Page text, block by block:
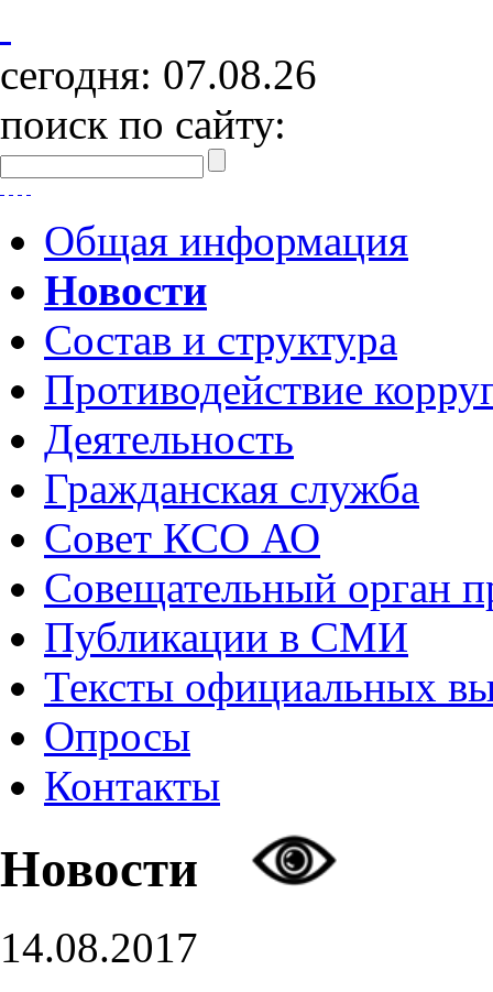
сегодня: 07.08.26
поиск по сайту:
Общая информация
Новости
Состав и структура
Противодействие
Деятельность
Гражданская служба
Совет КСО АО
Совещательный орган
Публикации в СМИ
Тексты официальных
Опросы
Контакты
Новости
14.08.2017